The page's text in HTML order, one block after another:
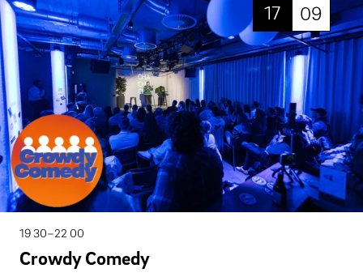
17 09
19 30–22 00
Crowdy Comedy